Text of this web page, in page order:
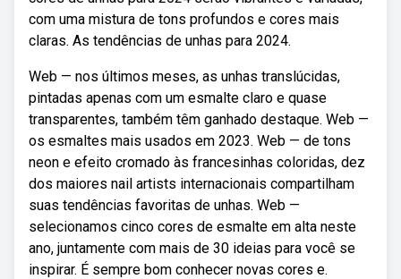
com uma mistura de tons profundos e cores mais
claras. As tendências de unhas para 2024.
Web — nos últimos meses, as unhas translúcidas,
pintadas apenas com um esmalte claro e quase
transparentes, também têm ganhado destaque. Web —
os esmaltes mais usados em 2023. Web — de tons
neon e efeito cromado às francesinhas coloridas, dez
dos maiores nail artists internacionais compartilham
suas tendências favoritas de unhas. Web —
selecionamos cinco cores de esmalte em alta neste
ano, juntamente com mais de 30 ideias para você se
inspirar. É sempre bom conhecer novas cores e.